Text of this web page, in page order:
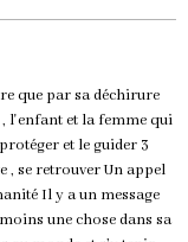
que par sa déchirure
l'enfant et la femme qui
et le guider 3
, se retrouver Un appel
Il y a un message
une chose dans sa